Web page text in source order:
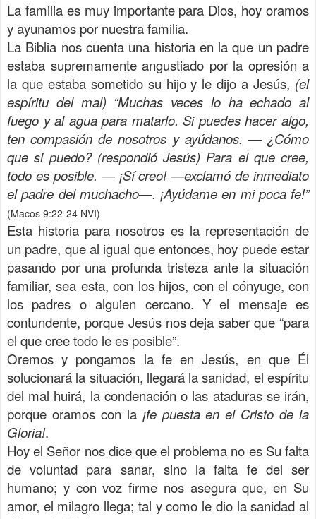
La familia es muy importante para Dios, hoy oramos
y ayunamos por nuestra familia.
La Biblia nos cuenta una historia en la que un padre
estaba supremamente angustiado por la opresión a
la que estaba sometido su hijo y le dijo a Jesús, (el
espíritu del mal) “Muchas veces lo ha echado al
fuego y al agua para matarlo. Si puedes hacer algo,
ten compasión de nosotros y ayúdanos. ― ¿Cómo
que si puedo? (respondió Jesús) Para el que cree,
todo es posible. ― ¡Sí creo! —exclamó de inmediato
el padre del muchacho—. ¡Ayúdame en mi poca fe!”
(Macos 9:22-24 NVI)
Esta historia para nosotros es la representación de
un padre, que al igual que entonces, hoy puede estar
pasando por una profunda tristeza ante la situación
familiar, sea esta, con los hijos, con el cónyuge, con
los padres o alguien cercano. Y el mensaje es
contundente, porque Jesús nos deja saber que “para
el que cree todo le es posible”.
Oremos y pongamos la fe en Jesús, en que Él
solucionará la situación, llegará la sanidad, el espíritu
del mal huirá, la condenación o las ataduras se irán,
porque oramos con la ¡fe puesta en el Cristo de la
Gloria!.
Hoy el Señor nos dice que el problema no es Su falta
de voluntad para sanar, sino la falta fe del ser
humano; y con voz firme nos asegura que, en Su
amor, el milagro llega; tal y como le dio la sanidad al